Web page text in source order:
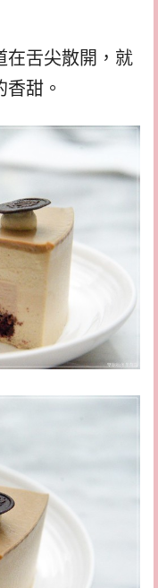
在舌尖散開，就
甜。